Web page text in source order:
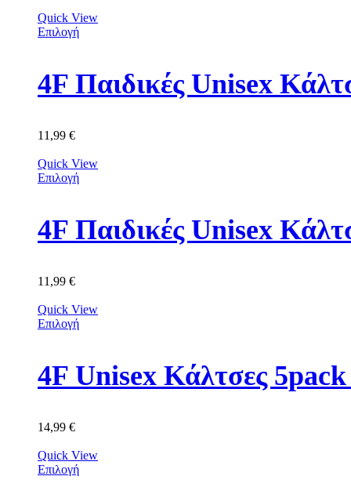
Quick View
Επιλογή
11,99 €
Quick View
Επιλογή
4F Παιδικές Unisex
11,99 €
Quick View
Επιλογή
4F Unisex Κάλτσες
14,99 €
Quick View
Επιλογή